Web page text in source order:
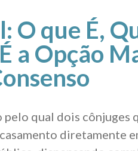
O que É,
a Opção
qual dois cônjuges
diretamente